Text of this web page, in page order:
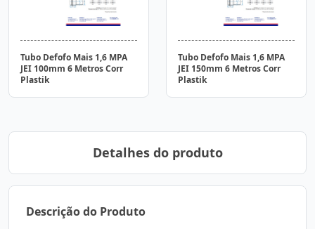
Tubo Defofo Mais 1,6 MPA
JEI 100mm 6 Metros Corr
Plastik
Tubo Defofo Mais 1,6 MPA
JEI 150mm 6 Metros Corr
Plastik
Detalhes do produto
Descrição do Produto